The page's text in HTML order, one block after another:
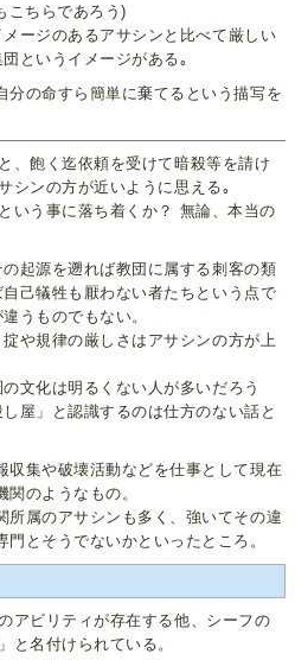
こちらであろう)
ージのあるアサシンと比べて厳しい
というイメージがある｡
分の命すら簡単に棄てるという描写を
、飽く迄依頼を受けて暗殺等を請け
シンの方が近いように思える｡
いう事に落ち着くか？ 無論、本当の
起源を遡れば教団に属する刺客の類
己犠牲も厭わない者たちという点で
うものでもない。
や規律の厳しさはアサシンの方が上
文化は明るくない人が多いだろう
屋」と認識するのは仕方のない話と
収集や破壊活動などを仕事として現在
のようなもの。
所属のアサシンも多く、強いてその違
門とそうでないかといったところ。
アビリティが存在する他、シーフの
と名付けられている。